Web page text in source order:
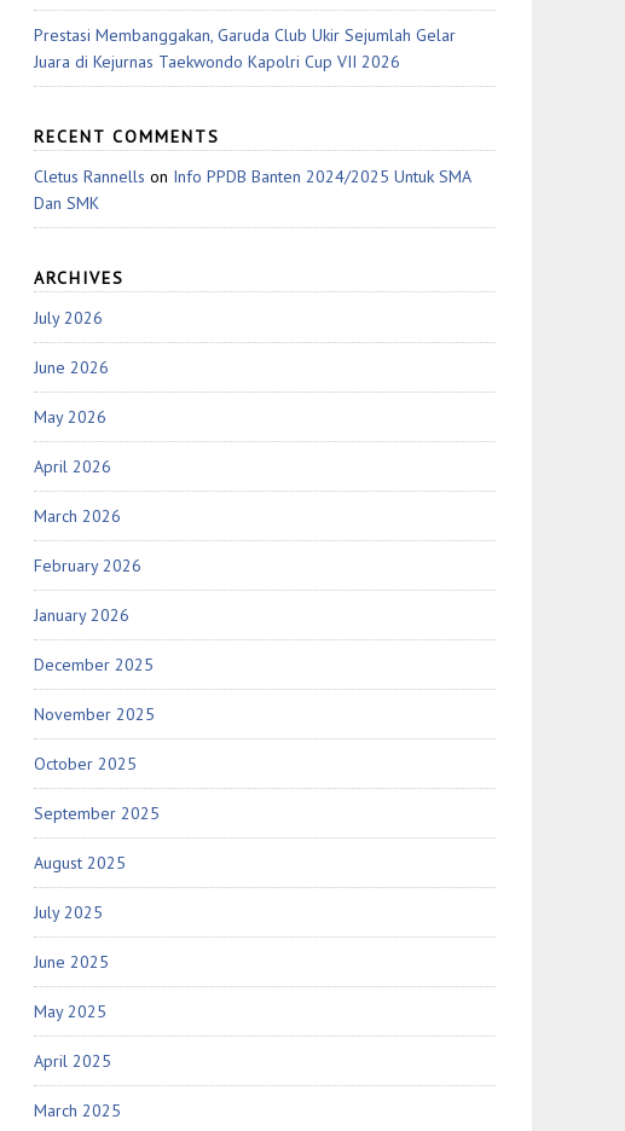
Prestasi Membanggakan, Garuda Club Ukir Sejumlah Gelar
Juara di Kejurnas Taekwondo Kapolri Cup VII 2026
RECENT COMMENTS
Cletus Rannells on Info PPDB Banten 2024/2025 Untuk SMA
Dan SMK
ARCHIVES
July 2026
June 2026
May 2026
April 2026
March 2026
February 2026
January 2026
December 2025
November 2025
October 2025
September 2025
August 2025
July 2025
June 2025
May 2025
April 2025
March 2025